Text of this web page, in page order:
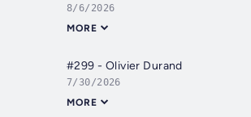
8/6/2026
MORE
#299 - Olivier Durand
7/30/2026
MORE